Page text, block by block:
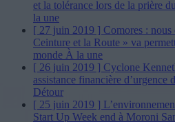
et la tolérance lors de la prière
la une
[ 27 juin 2019 ] Comores :
Ceinture et la Route » va
monde À la une
[ 26 juin 2019 ] Cyclone
assistance financière
Détour
[ 25 juin 2019 ]
Start Up Week end à Moroni